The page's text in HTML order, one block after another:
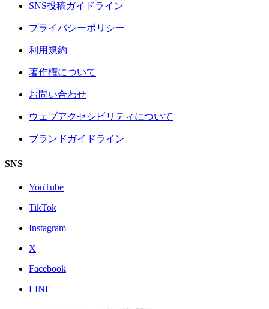
SNS投稿ガイドライン
プライバシーポリシー
利用規約
著作権について
お問い合わせ
ウェブアクセシビリティについて
ブランドガイドライン
SNS
YouTube
TikTok
Instagram
X
Facebook
LINE